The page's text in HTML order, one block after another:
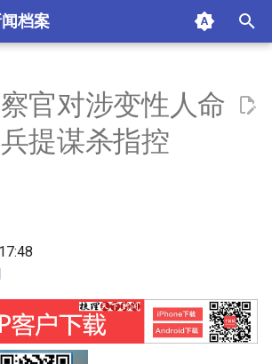
档案
Page
官对涉变性人命
提谋杀指控